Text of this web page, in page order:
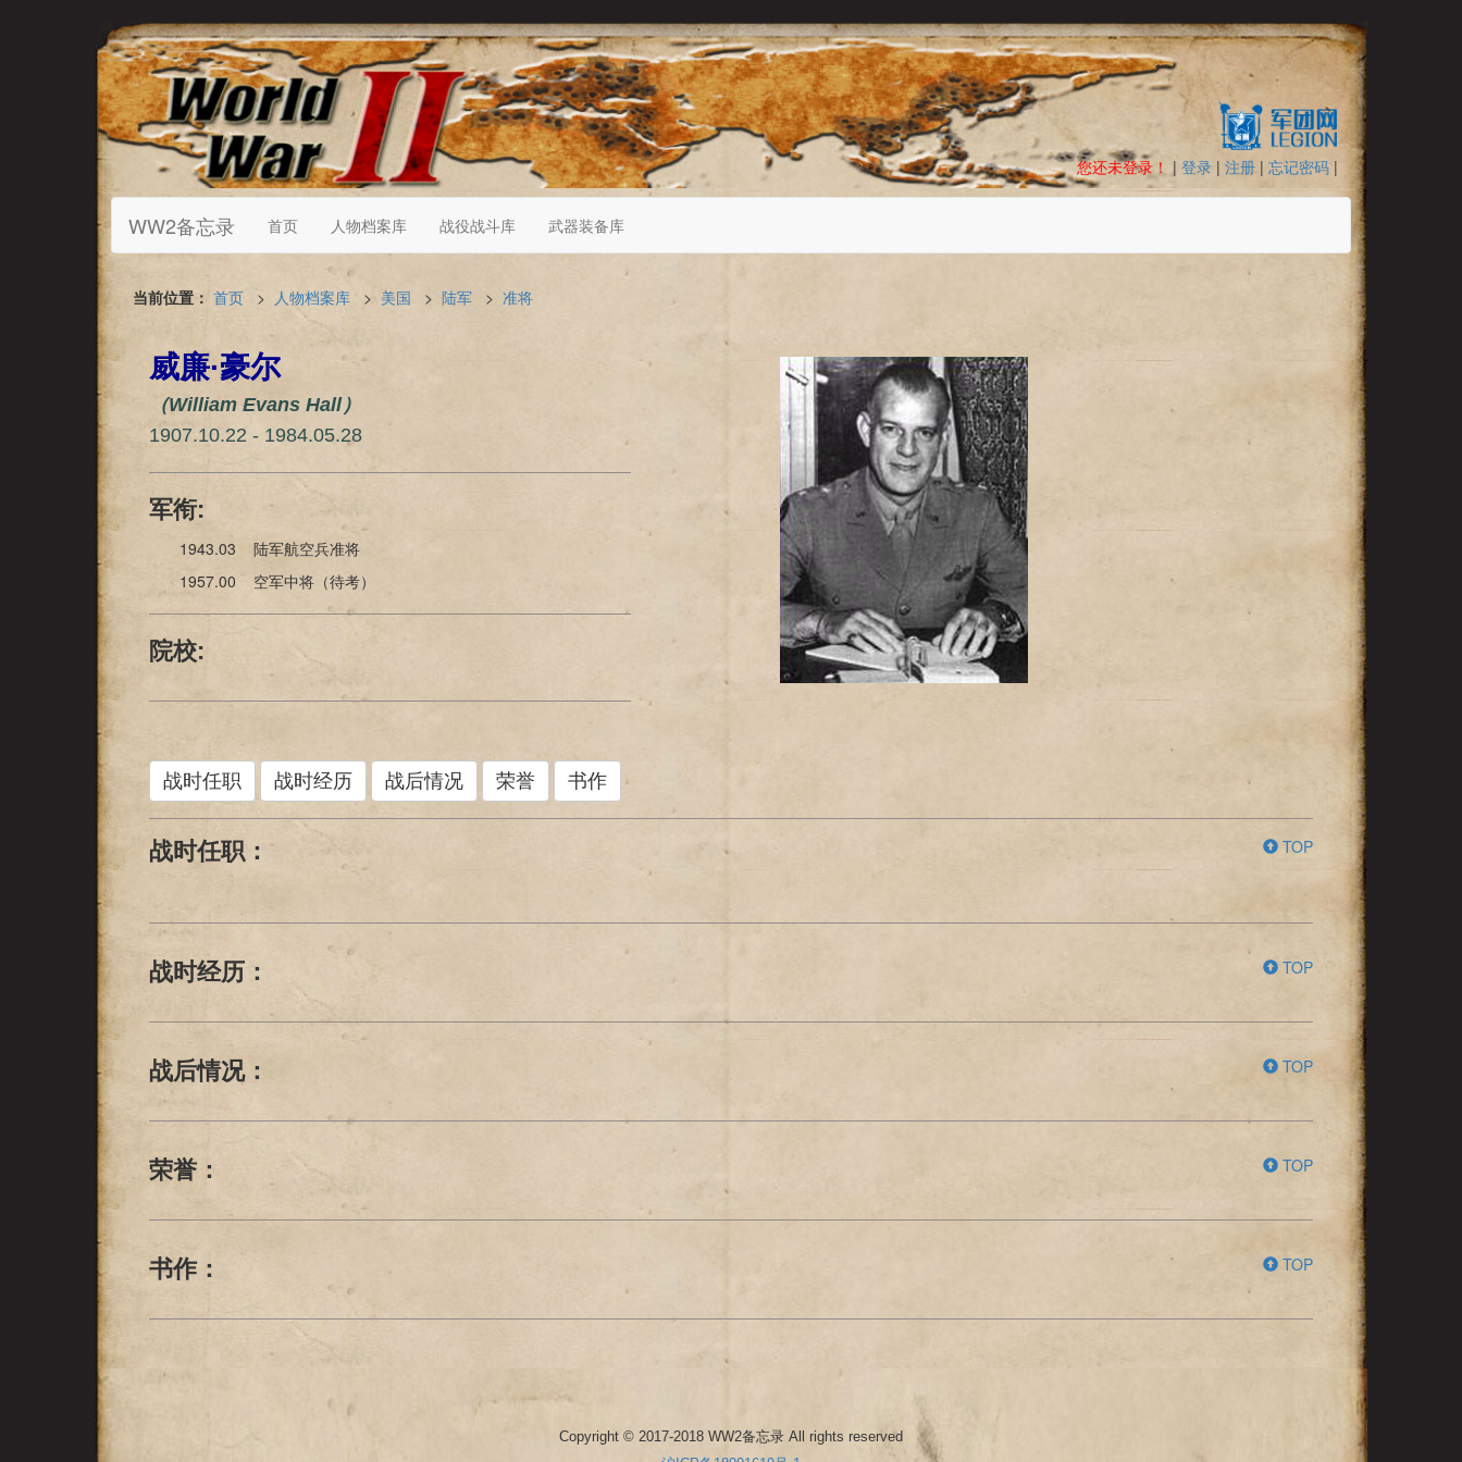
您还未登录！ | 登录 | 注册 | 忘记密码 |
WW2备忘录 首页 人物档案库 战役战斗库 武器装备库
当前位置： 首页 > 人物档案库 > 美国 > 陆军 > 准将
威廉·豪尔
（William Evans Hall）
1907.10.22 - 1984.05.28
军衔:
1943.03 陆军航空兵准将
1957.00 空军中将（待考）
院校:
战时任职 战时经历 战后情况 荣誉 书作
战时任职： TOP
战时经历： TOP
战后情况： TOP
荣誉： TOP
书作： TOP
Copyright © 2017-2018 WW2备忘录 All rights reserved